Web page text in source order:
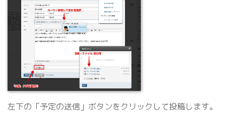
左下の「予定の送信」ボタンをクリックして投稿します。